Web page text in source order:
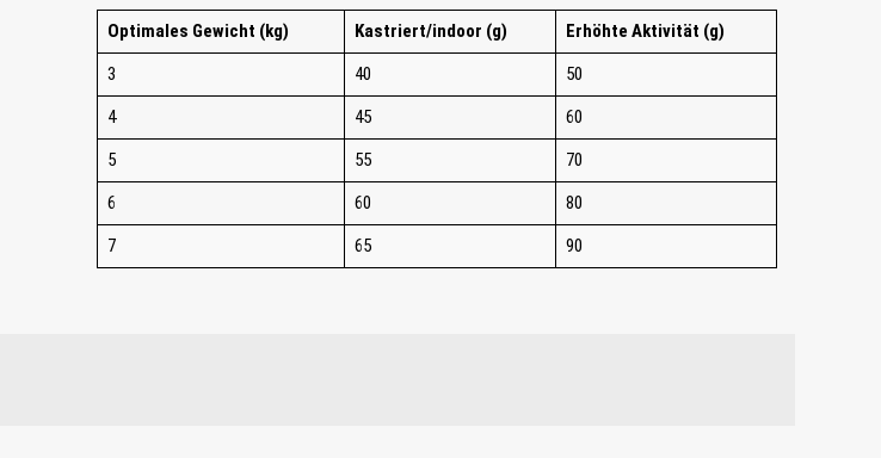
Optimales Gewicht (kg) Kastriert/indoor (g)
Erhöhte Aktivität (g)
3
40
50
4
45
60
5
55
70
6
60
80
7
65 90